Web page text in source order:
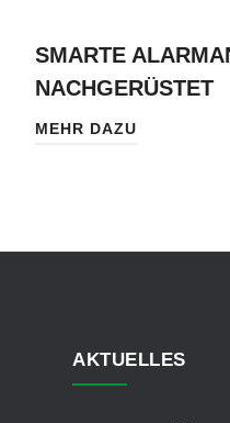
SMARTE
NACHGERÜSTET
MEHR DAZU
AKTUELLES